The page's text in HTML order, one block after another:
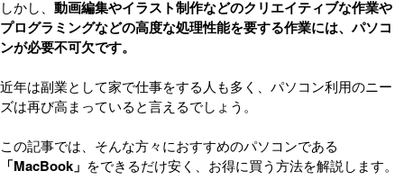
しかし、 動画編集やイラスト制作などのクリエイティブな作業や
プログラミングなどの高度な処理性能を要する作業には、パソコ
ンが必要不可欠です。
近年は副業として家で仕事をする人も多く、パソコン利用のニー
ズは再び高まっていると言えるでしょう。
この記事では、そんな方々におすすめのパソコンである
「MacBook」 をできるだけ安く、お得に買う方法を解説します。